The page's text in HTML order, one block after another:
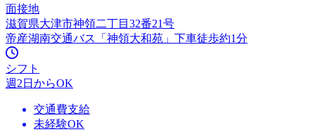
面接地
滋賀県大津市神領二丁目32番21号
帝産湖南交通バス「神領大和苑」下車徒歩約1分
シフト
週2日からOK
交通費支給
未経験OK